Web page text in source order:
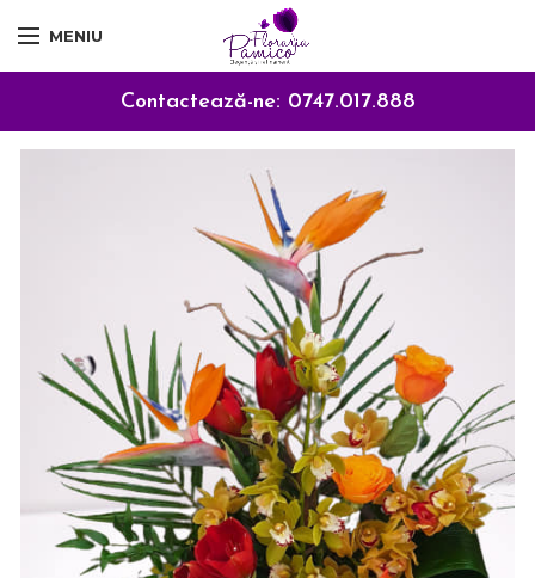
MENIU
Contactează-ne: 0747.017.888